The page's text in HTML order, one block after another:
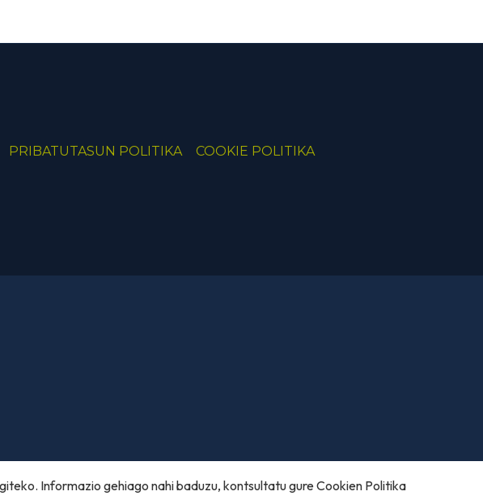
PRIBATUTASUN POLITIKA COOKIE POLITIKA
Informazio gehiago nahi baduzu, kontsultatu gureCookien Politika